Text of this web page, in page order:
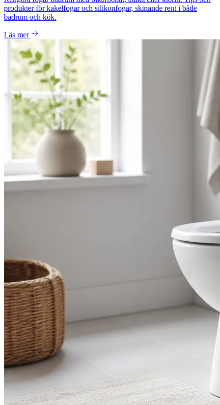
produkter för kakelfogar och silikonfogar, skinande rent i både
badrum och kök.
Läs mer